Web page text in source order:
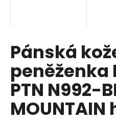
Pánská
peněženka
PTN N992-
MOUNTAIN
D
o
p
o
r
u
č